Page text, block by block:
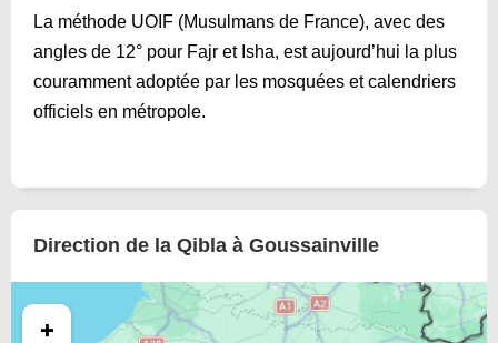
La méthode UOIF (Musulmans de France), avec des
angles de 12° pour Fajr et Isha, est aujourd’hui la plus
couramment adoptée par les mosquées et calendriers
officiels en métropole.
Direction de la Qibla à Goussainville
+